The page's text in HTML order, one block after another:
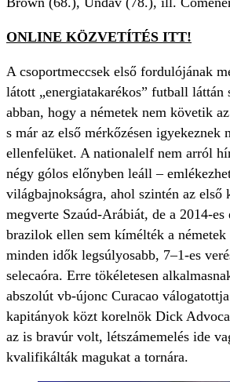
ONLINE KÖZVETÍTÉS ITT!
A csoportmeccsek első fordulójának
látott „energiatakarékos” futball láttán
abban, hogy a németek nem követik
s már az első mérkőzésen igyekeznek
ellenfelüket. A nationalelf nem arról
négy gólos előnyben leáll –
világbajnokságra, ahol szintén az első
megverte Szaúd-Arábiát, de a 2014-es
brazilok ellen sem kímélték a németek
minden idők legsúlyosabb, 7–1-es
selecaóra. Erre tökéletesen
abszolút vb-újonc Curacao
kapitányok közt korelnök Dick
az is bravúr volt, létszámemelés ide
kvalifikálták magukat a tornára.